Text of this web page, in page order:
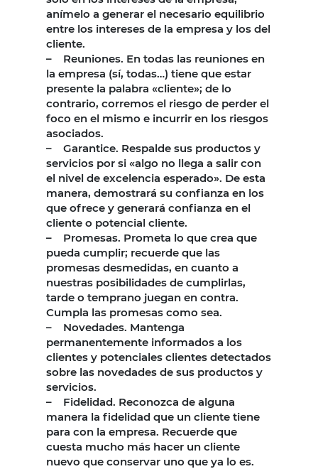
anímelo a generar el necesario equilibrio
entre los intereses de la empresa y los del
cliente.
– Reuniones. En todas las reuniones en
la empresa (sí, todas…) tiene que estar
presente la palabra «cliente»; de lo
contrario, corremos el riesgo de perder el
foco en el mismo e incurrir en los riesgos
asociados.
– Garantice. Respalde sus productos y
servicios por si «algo no llega a salir con
el nivel de excelencia esperado». De esta
manera, demostrará su confianza en los
que ofrece y generará confianza en el
cliente o potencial cliente.
– Promesas. Prometa lo que crea que
pueda cumplir; recuerde que las
promesas desmedidas, en cuanto a
nuestras posibilidades de cumplirlas,
tarde o temprano juegan en contra.
Cumpla las promesas como sea.
– Novedades. Mantenga
permanentemente informados a los
clientes y potenciales clientes detectados
sobre las novedades de sus productos y
servicios.
– Fidelidad. Reconozca de alguna
manera la fidelidad que un cliente tiene
para con la empresa. Recuerde que
cuesta mucho más hacer un cliente
nuevo que conservar uno que ya lo es.